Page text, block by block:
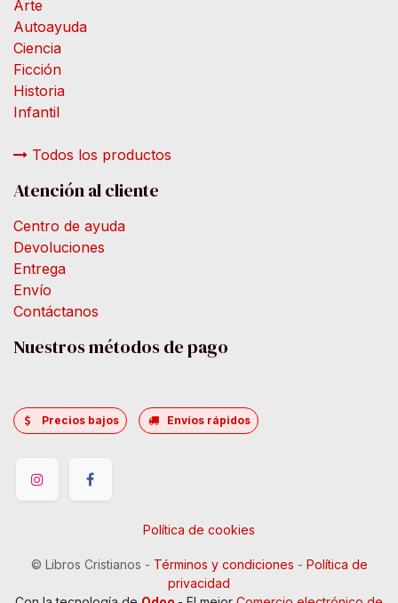
Arte
Autoayuda
Ciencia
Ficción
Historia
Infantil
Todos los productos
Atención al cliente
Centro de ayuda
Devoluciones
Entrega
Envío
Contáctanos
Nuestros métodos de pago
Precios bajos Envíos rápidos
Política de cookies
© Libros Cristianos - Términos y condiciones - Política de
privacidad